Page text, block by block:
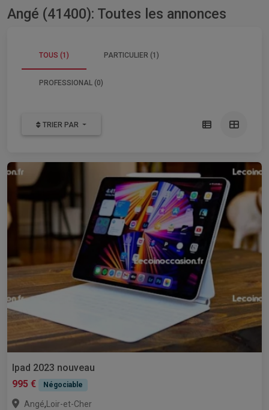
Angé (41400): Toutes les annonces
TOUS (1) PARTICULIER (1)
PROFESSIONAL (0)
TRIER PAR
Ipad 2023 nouveau
995 €
Négociable
Angé, Loir-et-Cher